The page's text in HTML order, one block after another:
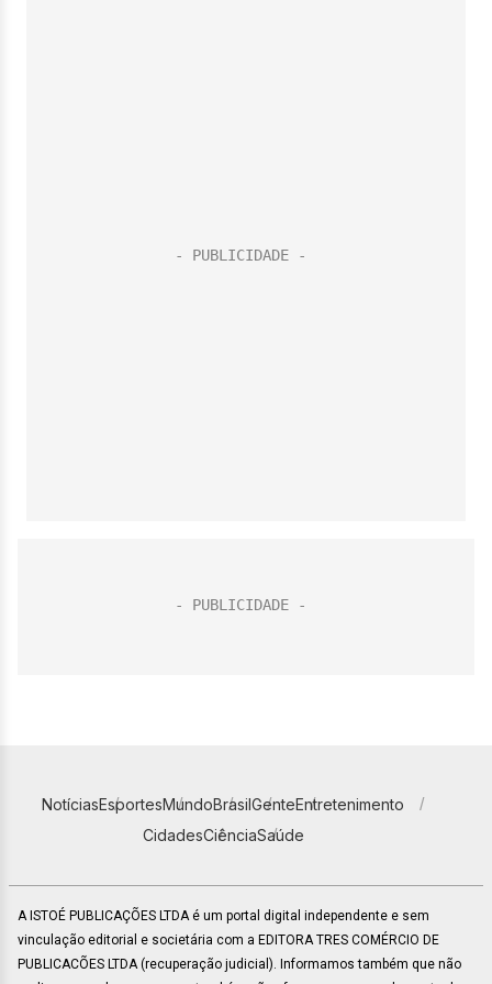
NotíciasEsportesMundoBrasilGenteEntretenimento
CidadesCiênciaSaúde
A ISTOÉ PUBLICAÇÕES LTDA é um portal digital independente e sem
vinculação editorial e societária com a EDITORA TRES COMÉRCIO DE
PUBLICACÕES LTDA (recuperação judicial). Informamos também que não